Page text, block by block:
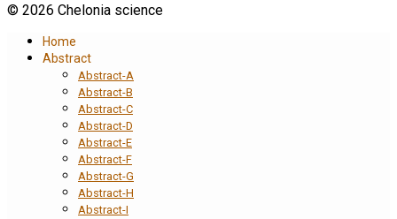
© 2026 Chelonia science
Home
Abstract
Abstract-A
Abstract-B
Abstract-C
Abstract-D
Abstract-E
Abstract-F
Abstract-G
Abstract-H
Abstract-I